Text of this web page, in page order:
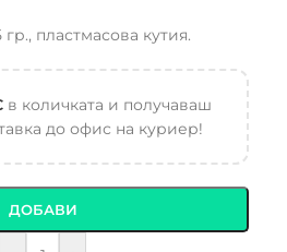
гр., пластмасова кутия.
в количката и получаваш
до офис на куриер!
ДОБАВИ